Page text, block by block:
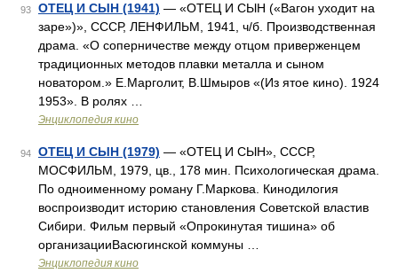
93 ОТЕЦ И СЫН (1941) — «ОТЕЦ И СЫН («Вагон уходит на
заре»)», СССР, ЛЕНФИЛЬМ, 1941, ч/б. Производственная
драма. «О соперничестве между отцом приверженцем
традиционных методов плавки металла и сыном
новатором.» Е.Марголит, В.Шмыров «(Из ятое кино). 1924
1953». В ролях …
Энциклопедия кино
94 ОТЕЦ И СЫН (1979) — «ОТЕЦ И СЫН», СССР,
МОСФИЛЬМ, 1979, цв., 178 мин. Психологическая драма.
По одноименному роману Г.Маркова. Кинодилогия
воспроизводит историю становления Советской властив
Сибири. Фильм первый «Опрокинутая тишина» об
организацииВасюгинской коммуны …
Энциклопедия кино